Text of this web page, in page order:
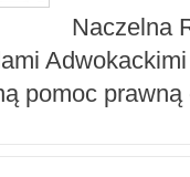
Naczelna
Adwokackimi
pomoc